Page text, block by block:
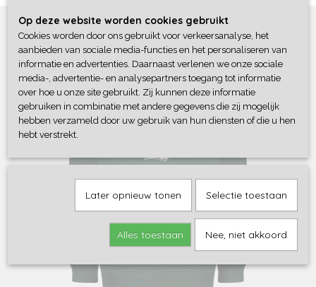
Home >Jongens>Sweaters / Truien / Vesten>
Op deze website worden cookies gebruikt
Cookies worden door ons gebruikt voor verkeersanalyse, het
aanbieden van sociale media-functies en het personaliseren van
informatie en advertenties. Daarnaast verlenen we onze sociale
media-, advertentie- en analysepartners toegang tot informatie
over hoe u onze site gebruikt. Zij kunnen deze informatie
gebruiken in combinatie met andere gegevens die zij mogelijk
hebben verzameld door uw gebruik van hun diensten of die u hen
hebt verstrekt.
Later opnieuw tonen Selectie toestaan
Alles toestaan Nee, niet akkoord